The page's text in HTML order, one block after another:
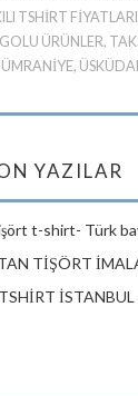
TSHIRT FIYATLARI
ÜRÜNLER,
ÜMRANIYE,
YAZILAR
t-shirt- Türk
TİŞÖRT
İSTANBUL